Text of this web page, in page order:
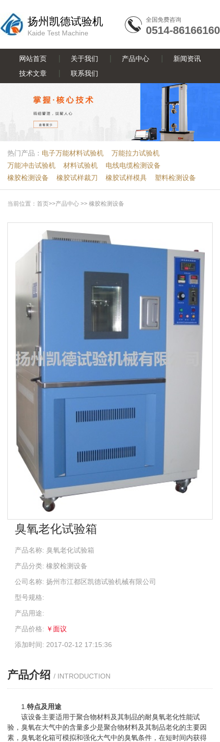
扬州凯德试验机
Kaide Test Machine
全国免费咨询
0514-86166160
网站首页 关于我们 产品中心
新闻资讯
技术文章
联系我们
热门产品： 电子万能材料试验机
万能拉力试验机
万能冲击试验机
材料试验机
电线电缆检测设备
橡胶检测设备
橡胶试样裁刀 橡胶试样模具 塑料检测设备
当前位置： 首页>>产品中心 >> 橡胶检测设备
臭氧老化试验箱
产品名称: 臭氧老化试验箱
产品分类: 橡胶检测设备
公司名称: 扬州市江都区凯德试验机械有限公司
型号规格:
产品用途:
产品价格: ￥面议
添加时间: 2017-02-12 17:15:36
产品介绍 / INTRODUCTION
1. 特点及用途
该设备主要适用于聚合物材料及其制品的耐臭氧老化性能试
验，臭氧在大气中的含量多少是聚合物材料及其制品老化的主要因
素，臭氧老化箱可模拟和强化大气中的臭氧条件，在短时间内获得